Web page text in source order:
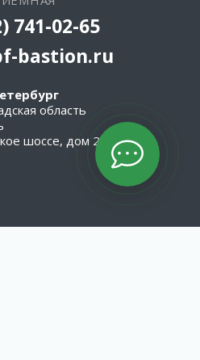
741-02-65
bastion.ru
область
шоссе, дом 2/1